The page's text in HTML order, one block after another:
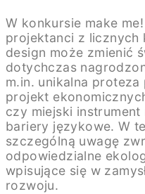
W konkursie make
projektanci z licznych
design może zmienić
dotychczas
m.in. unikalna
projekt
czy miejski instrument
bariery językowe. W
szczególną uwagę
odpowiedzialne
wpisujące się w
rozwoju.